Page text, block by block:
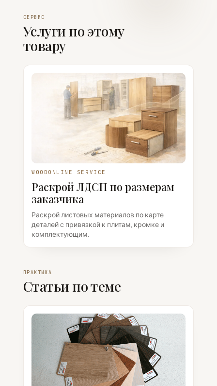
СЕРВИС
Услуги по этому
товару
WOODONLINE SERVICE
Раскрой ЛДСП по размерам
заказчика
Раскрой листовых материалов по карте
деталей с привязкой к плитам, кромке и
комплектующим.
ПРАКТИКА
Статьи по теме